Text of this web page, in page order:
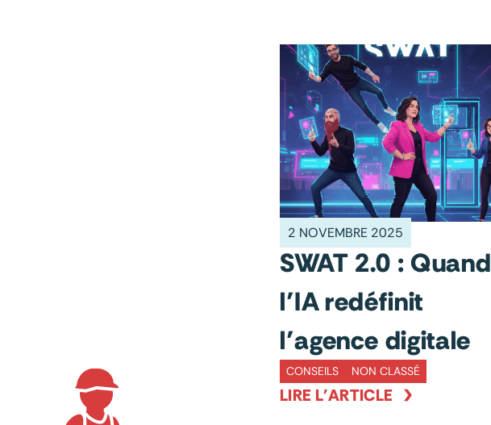
2 NOVEMBRE 2025
SWAT 2.0 : Quand
l’IA redéfinit
l’agence digitale
CONSEILS NON CLASSÉ
LIRE L'ARTICLE